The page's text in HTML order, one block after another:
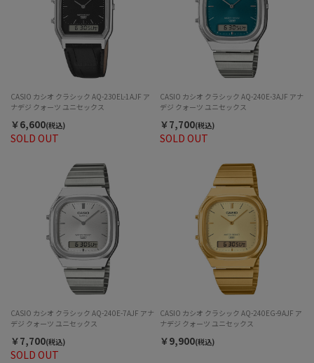
SOLD OUT
CASIO カシオ クラシック AQ-230EL-1AJF ア
ナデジ クォーツ ユニセックス
￥6,600(税込)
SOLD OUT
CASIO カシオ クラシック AQ-240E-3AJF アナ
デジ クォーツ ユニセックス
￥7,700(税込)
SOLD OUT
CASIO カシオ クラシック AQ-240E-7AJF アナ
デジ クォーツ ユニセックス
￥7,700(税込)
CASIO カシオ クラシック AQ-240EG-9AJF ア
ナデジ クォーツ ユニセックス
￥9,900(税込)